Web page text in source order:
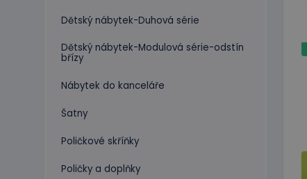
Dětský nábytek-Duhová série
Dětský nábytek-Modulová série-odstín
břízy
Nábytek do kanceláře
Šatny
Poličkové skříňky
Poličky a doplňky